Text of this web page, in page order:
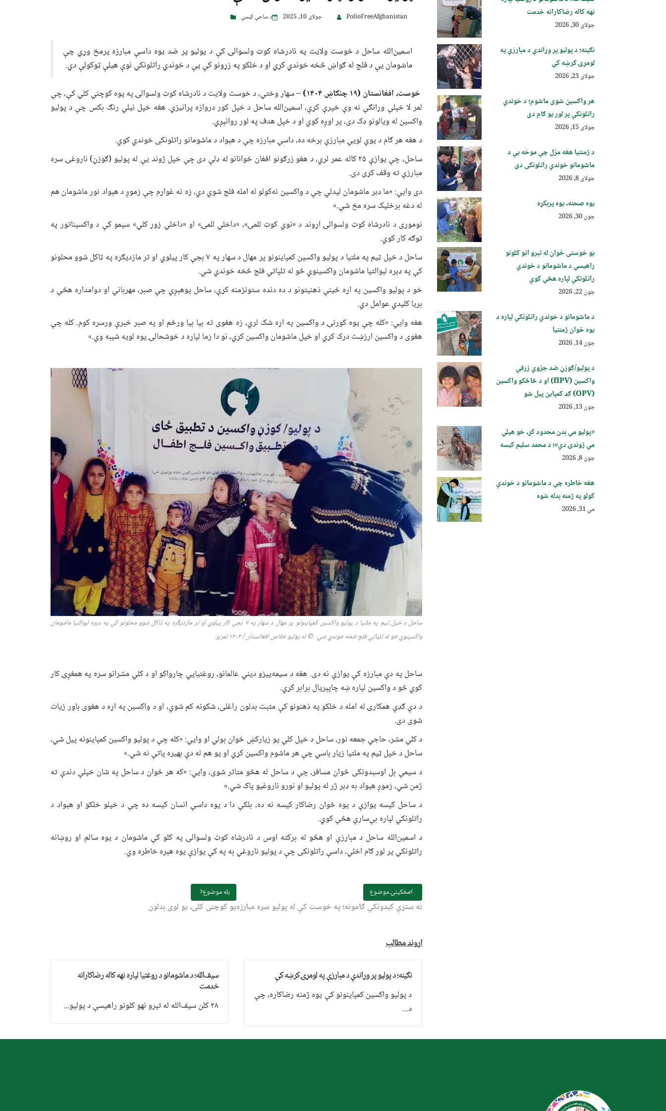
PolioFreeAfghanistan جولای 10, 2025 د ساحې کیسې
اسمین‌الله ساحل د خوست ولایت په نادرشاه کوټ ولسوالۍ کې د پولیو پر ضد یوه داسې مبارزه پرمخ وړي چې
ماشومان یې د فلج له ګواښ څخه خوندي کړي او د خلکو په زړونو کې یې د خوندي راتلونکي نوې هیلې ټوکولې دي.
خوست، افغانستان (۱۹ چنګاښ ۱۴۰۴)
– سهار وختي، د خوست ولایت د نادرشاه کوټ ولسوالۍ په یوه کوچني کلي کې، چې
لمر لا خپلې وړانګې نه وې خپرې کړې، اسمین‌الله ساحل د خپل کور دروازه پرانیزي. هغه خپل نیلي رنګ بکس چې د پولیو
واکسین له ویالونو ډک دی، پر اوږه کوي او د خپل هدف په لور روانېږي.
د هغه هر ګام د یوې لویې مبارزې برخه ده، داسې مبارزه چې د هېواد د ماشومانو راتلونکی خوندي کوي.
ساحل، چې یوازې ۲۵ کاله عمر لري، د هغو زرګونو افغان ځوانانو له ډلې دی چې خپل ژوند یې له پولیو (ګوزڼ) ناروغۍ سره
مبارزې ته وقف کړی دی.
دی وایي: «ما ډېر ماشومان لیدلي چې د واکسین نه‌کولو له امله فلج شوي دي، زه نه غواړم چې زموږ د هېواد نور ماشومان هم
له دغه برخلیک سره مخ شي.»
نوموړی د نادرشاه کوټ ولسوالۍ اړوند د «نوي کوټ للمۍ»، «داخلي للمۍ» او «داخلي زوړ کلي» سیمو کې د واکسیناتور په
توګه کار کوي.
ساحل د خپل ټیم په ملتیا د پولیو واکسین کمپاینونو پر مهال د سهار په ۷ بجې کار پیلوي او تر مازدیګره په ټاکل شوو محلونو
کې په ډېره لېوالتیا ماشومان واکسینوي څو له تلپاتي فلج څخه خوندي شي.
خو د پولیو واکسین په اړه ځینې ذهنیتونو د ده دنده ستونزمنه کړې، ساحل پوهېږي چې صبر، مهرباني او دوامداره هڅې د
بریا کلیدي عوامل دي.
هغه وایي: «کله چې یوه کورنۍ د واکسین په اړه شک لري، زه هغوی ته بیا بیا ورځم او په صبر خبرې ورسره کوم. کله چې
هغوی د واکسین ارزښت درک کړي او خپل ماشومان واکسین کړي، نو دا زما لپاره د خوشحالۍ یوه لویه شېبه وي.»
ساحل د خپل ټیم په ملتیا د پولیو واکسین کمپاینونو پر مهال د سهار په۷ بجې کار پیلوي او تر مازدیګره په ټاکل شوو محلونو کې په ډېره لېوالتیا ماشومان
واکسینوي څو له تلپاتي فلج څخه خوندي شي. © له پولیو خلاص افغانستان / ۱۴۰۴ لمریز
ساحل په دې مبارزه کې یوازې نه دی. هغه د سیمه‌ییزو دیني عالمانو، روغتیايي چارواکو او د کلي مشرانو سره په همغږۍ کار
کوي څو د واکسین لپاره ښه چاپېریال برابر کړي.
د دې ګډې همکارۍ له امله د خلکو په ذهنونو کې مثبت بدلون راغلی، شکونه کم شوي، او د واکسین په اړه د هغوی باور زیات
شوی دی.
د کلي مشر، حاجي جمعه نور، ساحل د خپل کلي یو زیارکښ ځوان بولي او وایي: «کله چې د پولیو واکسین کمپاینونه پیل شي،
ساحل د خپل ټیم په ملتیا زیار باسي چې هر ماشوم واکسین کړي او یو هم له دې بهیره پاتې نه شي.»
د سیمې بل اوسېدونکی ځوان مسافر، چې د ساحل له هڅو متاثر شوی، وایي: «که هر ځوان د ساحل په شان خپلې دندې ته
ژمن شي، زموږ هېواد به ډېر ژر له پولیو او نورو ناروغیو پاک شي.»
د ساحل کیسه یوازې د یوه ځوان رضاکار کیسه نه ده، بلکې دا د یوه داسې انسان کیسه ده چې د خپلو خلکو او هېواد د
راتلونکي لپاره بې‌سارې هڅې کوي.
د اسمین‌الله ساحل د مبارزې او هڅو له برکته اوس د نادرشاه کوټ ولسوالۍ په کلو کې ماشومان د یوه سالم او روښانه
راتلونکي پر لور ګام اخلي، داسې راتلونکی چې د پولیو ناروغي به په کې یوازې یوه هېره خاطره وي.
مخکینۍ موضوع
نه ستړې کېدونکي ګامونه؛ په خوست کې له پولیو سره مبارزه
بله موضوع
یو کوچنی کلی، یو لوی بدلون
اړوند مطالب
سیف‌الله؛ د ماشومانو د روغتیا لپاره نهه کاله رضاکارانه
خدمت
۲۸ کلن سیف‌الله له تېرو نهو کلونو راهیسې د پولیو...
نګینه؛ د پولیو پر وړاندې د مبارزې په لومړۍ کرښه کې
د پولیو واکسین کمپاینونو کې یوه ژمنه رضاکاره، چې
د...
نهه کاله رضاکارانه خدمت
جولای 30, 2026
نګینه؛ د پولیو پر وړاندې د مبارزې په
لومړۍ کرښه کې
جولای 23, 2026
هر واکسین شوی ماشوم؛ د خوندي
راتلونکي پر لور یو ګام دی
جولای 15, 2026
د ژمنتیا هغه مزل چې موخه یې د
ماشومانو خوندي راتلونکی دی
جولای 8, 2026
یوه صحنه، یوه پرېکړه
جون 30, 2026
یو خوستی ځوان له تېرو اتو کلونو
راهیسې د ماشومانو د خوندي
راتلونکي لپاره هڅې کوي
جون 22, 2026
د ماشومانو د خوندي راتلونکي لپاره د
یوه ځوان ژمنتیا
جون 14, 2026
د پولیو/ګوزڼ ضد جزوي زرقي
واکسین (fIPV) او د څاڅکو واکسین
(OPV) ګډ کمپاین پيل شو
جون 13, 2026
«پولیو مې بدن محدود کړ، خو هیلې
مې ژوندۍ دي»؛ د محمد سلیم کیسه
جون 8, 2026
هغه خاطره چې د ماشومانو د خوندي
کولو په ژمنه بدله شوه
مې 31, 2026